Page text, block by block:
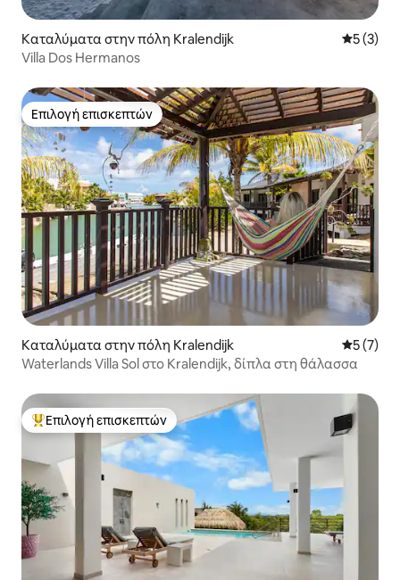
Καταλύματα στην πόλη Kralendijk Μέση
5 (3)
Villa Dos Hermanos
Επιλογή επισκεπτών
Επιλογή επισκεπτών
Καταλύματα στην πόλη Kralendijk Μέση
5 (7)
Waterlands Villa Sol στο Kralendijk, δίπλα στη θάλασσα
Κορυφαία επιλογή επισκεπτών
Επιλογή επισκεπτών